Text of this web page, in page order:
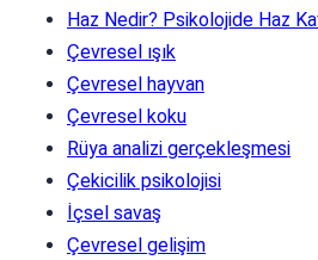
Haz Nedir? Psikolojide Haz
Çevresel ışık
Çevresel hayvan
Çevresel koku
Rüya analizi gerçekleşmesi
Çekicilik psikolojisi
İçsel savaş
Çevresel gelişim